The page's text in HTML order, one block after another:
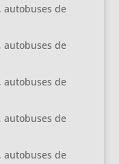
autobuses de
autobuses de
autobuses de
autobuses de
autobuses de